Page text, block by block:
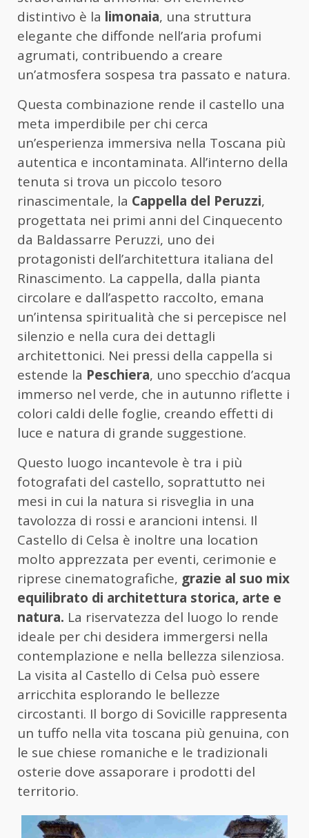
distintivo è la limonaia, una struttura
elegante che diffonde nell’aria profumi
agrumati, contribuendo a creare
un’atmosfera sospesa tra passato e natura.
Questa combinazione rende il castello una
meta imperdibile per chi cerca
un’esperienza immersiva nella Toscana più
autentica e incontaminata. All’interno della
tenuta si trova un piccolo tesoro
rinascimentale, la Cappella del Peruzzi,
progettata nei primi anni del Cinquecento
da Baldassarre Peruzzi, uno dei
protagonisti dell’architettura italiana del
Rinascimento. La cappella, dalla pianta
circolare e dall’aspetto raccolto, emana
un’intensa spiritualità che si percepisce nel
silenzio e nella cura dei dettagli
architettonici. Nei pressi della cappella si
estende la Peschiera, uno specchio d’acqua
immerso nel verde, che in autunno riflette i
colori caldi delle foglie, creando effetti di
luce e natura di grande suggestione.
Questo luogo incantevole è tra i più
fotografati del castello, soprattutto nei
mesi in cui la natura si risveglia in una
tavolozza di rossi e arancioni intensi. Il
Castello di Celsa è inoltre una location
molto apprezzata per eventi, cerimonie e
riprese cinematografiche, grazie al suo mix
equilibrato di architettura storica, arte e
natura. La riservatezza del luogo lo rende
ideale per chi desidera immergersi nella
contemplazione e nella bellezza silenziosa.
La visita al Castello di Celsa può essere
arricchita esplorando le bellezze
circostanti. Il borgo di Sovicille rappresenta
un tuffo nella vita toscana più genuina, con
le sue chiese romaniche e le tradizionali
osterie dove assaporare i prodotti del
territorio.